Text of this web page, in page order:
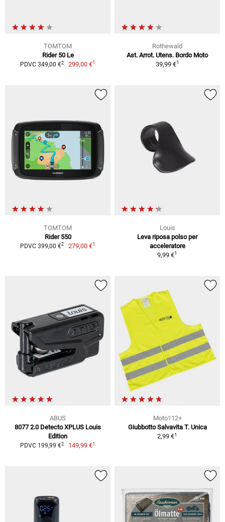
TOMTOM
Rider 50 Le
PDVC 349,00 €2 299,00 €1
Rothewald
Ast. Arrot. Utens. Bordo Moto
39,99 €1
TOMTOM
Rider 550
PDVC 399,00 €2 279,00 €1
Louis
Leva riposa polso per
acceleratore
9,99 €1
ABUS
8077 2.0 Detecto XPLUS Louis
Edition
PDVC 199,99 €2 149,99 €1
Moto112+
Giubbotto Salvavita T. Unica
2,99 €1